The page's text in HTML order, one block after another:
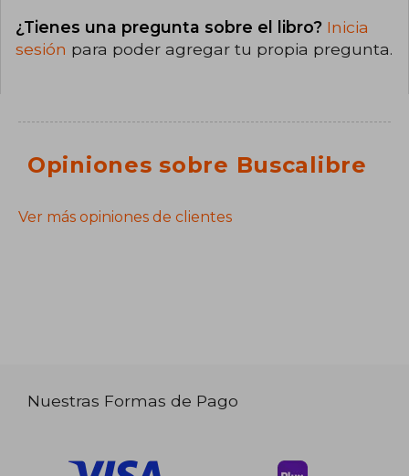
¿Tienes una pregunta sobre el libro? Inicia
sesión para poder agregar tu propia pregunta.
Opiniones sobre Buscalibre
Ver más opiniones de clientes
Nuestras Formas de Pago